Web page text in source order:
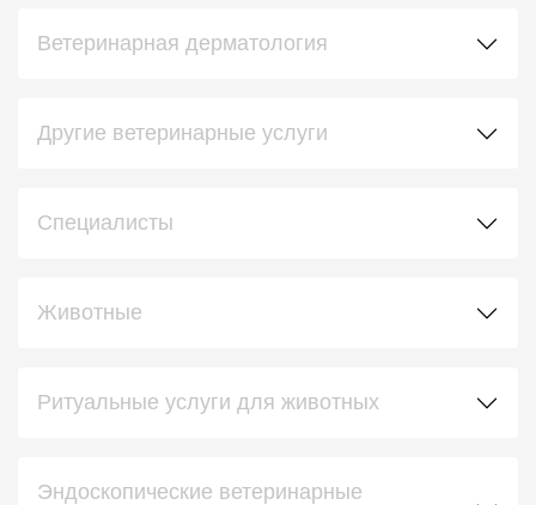
Ветеринарная дерматология
Другие ветеринарные услуги
Специалисты
Животные
Ритуальные услуги для животных
Эндоскопические ветеринарные